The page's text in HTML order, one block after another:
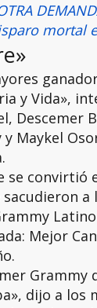
mortal
y Vida»,
Descemer
y Maykel
se convirtió
a
Mejor
Grammy
dijo a los